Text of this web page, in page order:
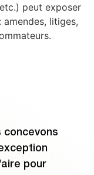
peut exposer
litiges,
concevons
pour